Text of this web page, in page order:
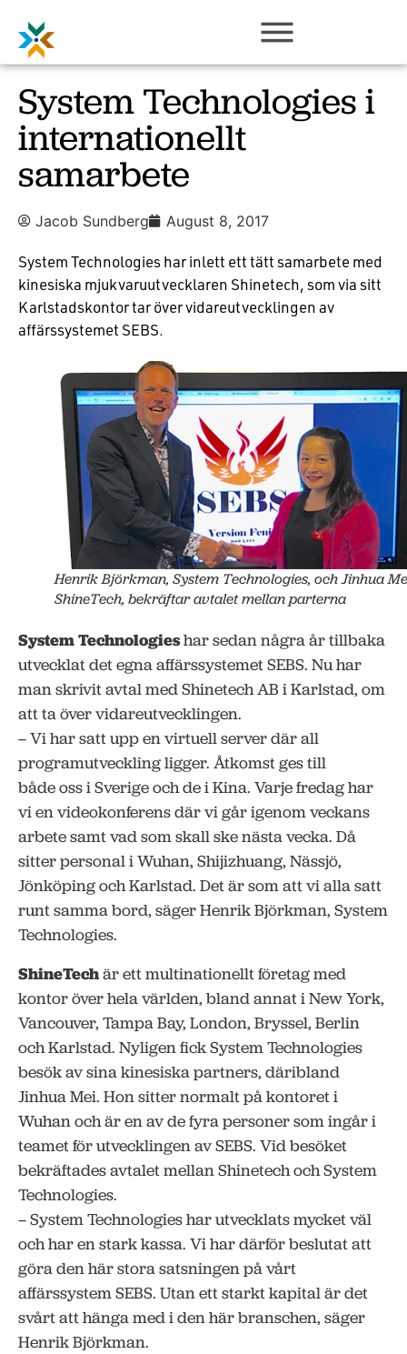
System Technologies i
internationellt
samarbete
Jacob Sundberg August 8, 2017
System Technologies har inlett ett tätt samarbete med
kinesiska mjukvaruutvecklaren Shinetech, som via sitt
Karlstadskontor tar över vidareutvecklingen av
affärssystemet SEBS.
Henrik Björkman, System Technologies, och Jinhua
ShineTech, bekräftar avtalet mellan parterna
System Technologieshar sedan några år tillbaka
utvecklat det egna affärssystemet SEBS. Nu har
man skrivit avtal med Shinetech AB i Karlstad, om
att ta över vidareutvecklingen.
– Vi har satt upp en virtuell server där all
programutveckling ligger. Åtkomst ges till
både oss i Sverige och de i Kina. Varje fredag har
vi en videokonferens där vi går igenom veckans
arbete samt vad som skall ske nästa vecka. Då
sitter personal i Wuhan, Shijizhuang, Nässjö,
Jönköping och Karlstad. Det är som att vi alla satt
runt samma bord, säger Henrik Björkman, System
Technologies.
ShineTechär ett multinationellt företag med
kontor över hela världen, bland annat i New York,
Vancouver, Tampa Bay, London, Bryssel, Berlin
och Karlstad. Nyligen fick System Technologies
besök av sina kinesiska partners, däribland
Jinhua Mei. Hon sitter normalt på kontoret i
Wuhan och är en av de fyra personer som ingår i
teamet för utvecklingen av SEBS. Vid besöket
bekräftades avtalet mellan Shinetech och System
Technologies.
– System Technologies har utvecklats mycket väl
och har en stark kassa. Vi har därför beslutat att
göra den här stora satsningen på vårt
affärssystem SEBS. Utan ett starkt kapital är det
svårt att hänga med i den här branschen, säger
Henrik Björkman.